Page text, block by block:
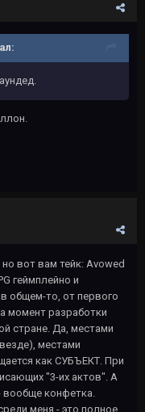
вот вам тейк: Avowed
геймплейно и
общем-то, от первого
момент разработки
стране. Да, местами
местами
как СУБЪЕКТ. При
"3-их актов". А
вообще конфетка.
меня - это полное